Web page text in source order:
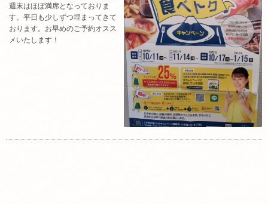
週末はほぼ満席となっておりま
す。平日も少しずつ埋まってきて
おります。お早めのご予約オスス
メいたします！